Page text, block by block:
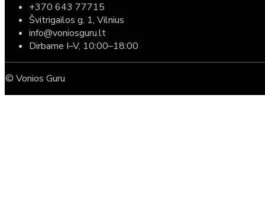
+370 643 77715
Švitrigailos g. 1, Vilnius
info@voniosguru.lt
Dirbame I–V, 10:00–18:00
© Vonios Guru